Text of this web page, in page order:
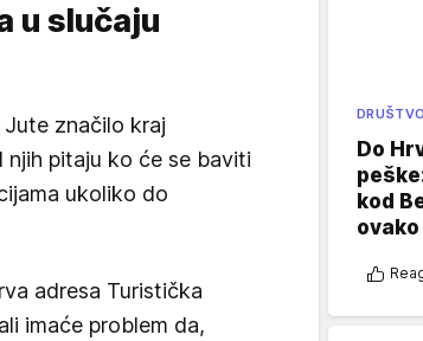
u slučaju
značilo kraj
pitaju ko će se baviti
ukoliko do
adresa Turistička
imaće problem da,
DRUŠTVO
Do
kod